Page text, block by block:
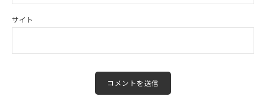
サイト